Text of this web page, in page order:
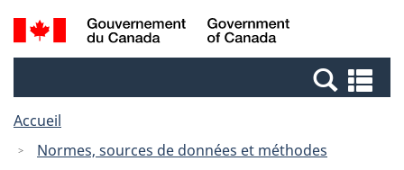
Passer
au
Passer
à
Canada
Recherche
et
et
Accueil
Normes, sources de données et méthodes